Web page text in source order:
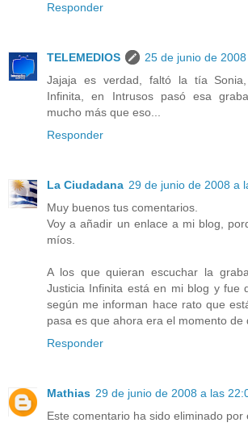
Responder
TELEMEDIOS
25 de junio de
Jajaja es verdad, faltó la tía
Infinita, en Intrusos pasó esa
mucho más que eso...
Responder
La Ciudadana 29 de junio de 2008 a
Muy buenos tus comentarios.
Voy a añadir un enlace a mi blog,
míos.
A los que quieran escuchar la
Justicia Infinita está en mi blog y fue
según me informan hace rato que
pasa es que ahora era el momento de
Responder
Mathias 29 de junio de 2008 a las
Este comentario ha sido eliminado por